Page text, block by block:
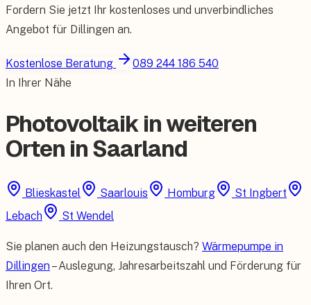
Fordern Sie jetzt Ihr kostenloses und unverbindliches
Angebot für Dillingen an.
Kostenlose Beratung
089 244 186 540
In Ihrer Nähe
Photovoltaik in weiteren
Orten in Saarland
Blieskastel Saarlouis Homburg
St Ingbert
Lebach
St Wendel
Sie planen auch den Heizungstausch? Wärmepumpe in
Dillingen – Auslegung, Jahresarbeitszahl und Förderung für
Ihren Ort.